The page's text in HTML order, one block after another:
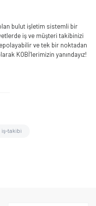
bulut işletim sistemli bir
iş ve müşteri takibinizi
ve tek bir noktadan
KOBİ’lerimizin yanındayız!
iş-takibi